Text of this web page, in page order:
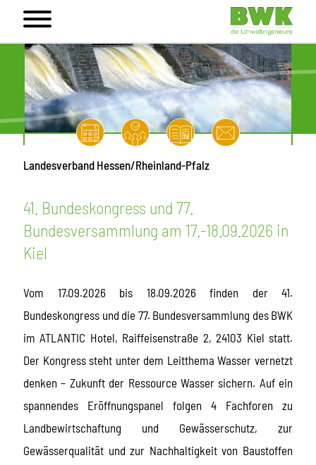
Landesverband Hessen/Rheinland-Pfalz
41. Bundeskongress und 77.
Bundesversammlung am 17.-18.09.2026 in
Kiel
Vom 17.09.2026 bis 18.09.2026 finden der 41.
Bundeskongress und die 77. Bundesversammlung des BWK
im ATLANTIC Hotel, Raiffeisenstraße 2, 24103 Kiel statt.
Der Kongress steht unter dem Leitthema Wasser vernetzt
denken – Zukunft der Ressource Wasser sichern. Auf ein
spannendes Eröffnungspanel folgen 4 Fachforen zu
Landbewirtschaftung und Gewässerschutz, zur
Gewässerqualität und zur Nachhaltigkeit von Baustoffen